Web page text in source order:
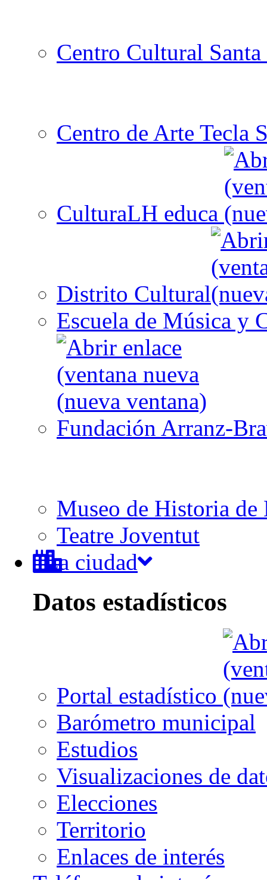
Centro Cultural
Centro de Arte Tecla
CulturaLH educa
Distrito Cultural
Escuela de Música y
Fundación Arranz-
Museo de Historia de
Teatre Joventut
La ciudad
Datos estadísticos
Portal estadístico
Barómetro municipal
Estudios
Visualizaciones de
Elecciones
Territorio
Enlaces de interés